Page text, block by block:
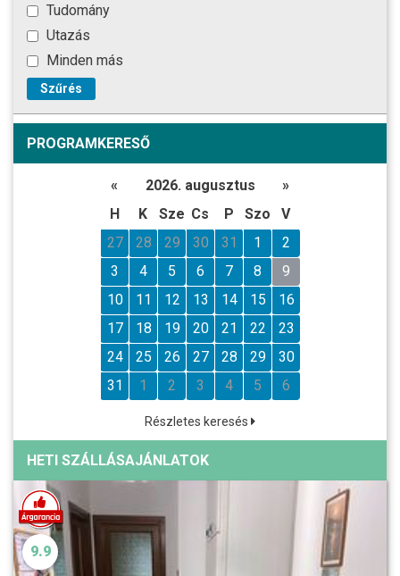
Tudomány
Utazás
Minden más
Szűrés
PROGRAMKERESŐ
« 2026. augusztus
»
H
K Sze Cs P Szo
V
27
28 29 30 31 1
2
3
4 5 6 7 8
9
10
11 12 13 14 15
16
17
18 19 20 21 22
23
24
25 26 27 28 29
30
31
1 2 3 4 5 6
Részletes keresés
HETI SZÁLLÁSAJÁNLATOK
9.9